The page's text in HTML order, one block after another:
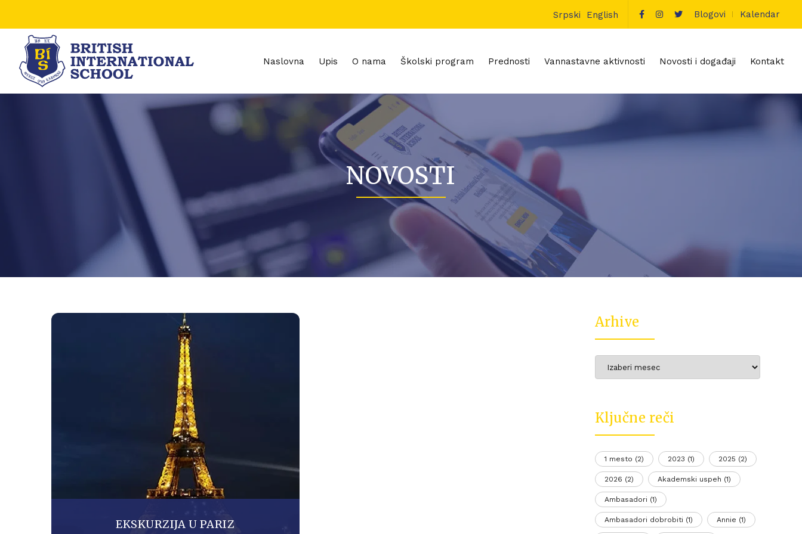
Srpski English Blogovi Kalendar
Naslovna Upis O nama Školski program Prednosti Vannastavne aktivnosti Novosti i događaji Kontakt
NOVOSTI
EKSKURZIJA U PARIZ
Arhive
Arhive
Ključne reči
1 mesto (2) 2023 (1) 2025 (2)
2026 (2) Akademski uspeh (1)
Ambasadori (1)
Ambasadori dobrobiti (1) Annie (1)